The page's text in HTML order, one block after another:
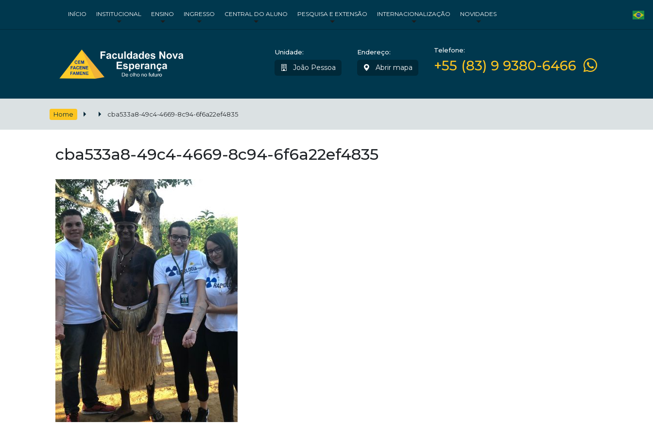
INÍCIO INSTITUCIONAL ENSINO INGRESSO CENTRAL DO ALUNO PESQUISA E EXTENSÃO INTERNACIONALIZAÇÃO NOVIDADES
Unidade:
João Pessoa
Endereço:
Abrir mapa
Telefone:
+55 (83) 9 9380-6466
Home cba533a8-49c4-4669-8c94-6f6a22ef4835
cba533a8-49c4-4669-8c94-6f6a22ef4835